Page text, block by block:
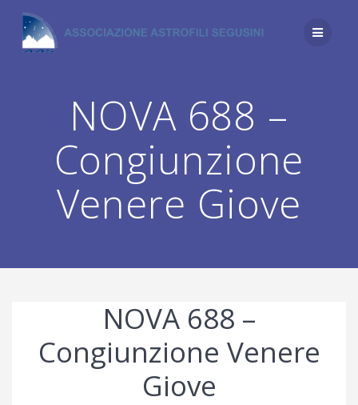
contenuto
NOVA 688 –
Congiunzione
Venere Giove
NOVA 688 –
Congiunzione Venere
Giove